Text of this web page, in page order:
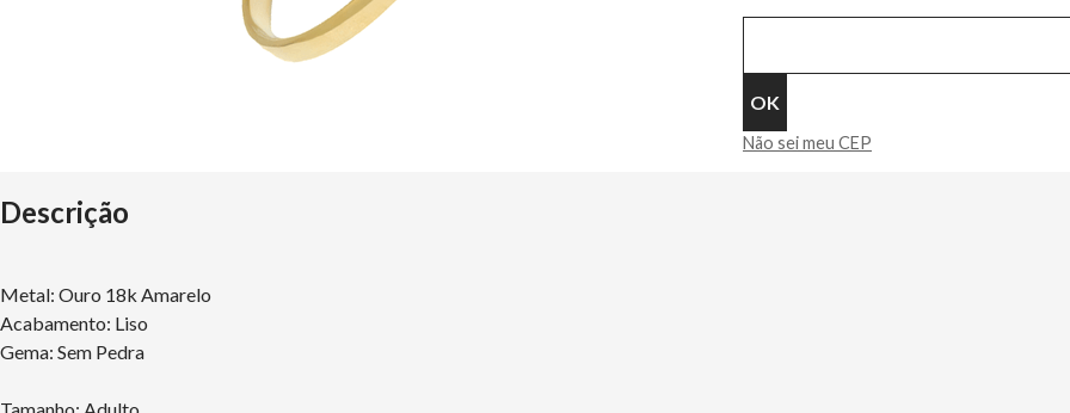
Não sei meu CEP
Descrição
Metal: Ouro 18k Amarelo
Acabamento: Liso
Gema: Sem Pedra